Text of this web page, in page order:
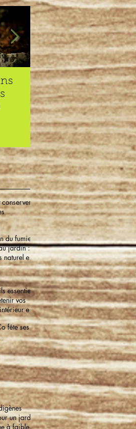
Des insectes dans
mon jardin – les
recycleurs (2/3)
conserver
du fumier
jardin :
naturel et
essentiels
vos
et
à la
fête ses 9
un jardin
à faible